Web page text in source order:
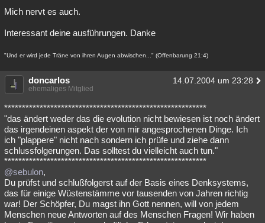
Mich nervt es auch.
Interessant deine ausführungen. Danke
"Und er wird jede Träne von ihren Augen abwischen..." (Offenbarung 21:4)
doncarlos 14.07.2004 um 23:28
ehemaliges Mitglied
*********************************************************
"das ändert weder das die evolution nicht bewiesen ist noch ändert
das irgendeinen aspekt der von mir angesprochenen Dinge. Ich
ich "plappere" nicht nach sondern ich prüfe und ziehe dann
schlussfolgerungen. Das solltest du vielleicht auch tun."
*********************************************************
@sebulon,
Du prüfst und schlußfolgerst auf der Basis eines Denksystems,
das für einige Wüstenstämme vor tausenden von Jahren richtig
war! Der Schöpfer, Du magst ihn Gott nennen, will von jedem
Menschen neue Antworten auf des Menschen Fragen! Wir haben